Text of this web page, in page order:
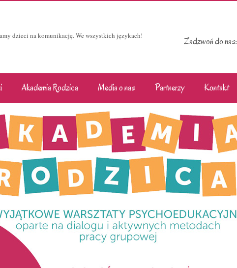
dzieci na komunikację. We wszystkich językach!
Zadzwoń do nas:
Akademia Rodzica Media o nas Partnerzy Kontakt